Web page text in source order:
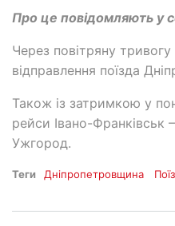
Про це повідомляють у
Через повітряну
відправлення поїзда
Також із затримкою у
рейси Івано-Франківськ
Ужгород.
Теги Дніпропетровщина